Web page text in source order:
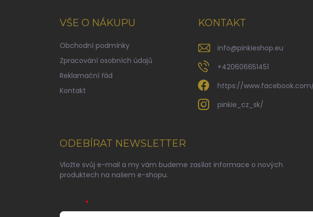
VŠE O NÁKUPU
Obchodní podmínky
Zpracování osobních údajů
Reklamační řád
Kontakt
KONTAKT
info@pinkieshop.eu
+420606651451
https://
pinkie_cz_sk/
ODEBÍRAT NEWSLETTER
Vložte svůj e-mail a my vám budeme zasílat informace o nových
produktech na našem e-shopu.